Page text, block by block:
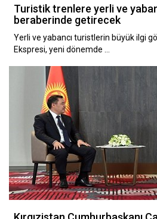
Turistik trenlere yerli ve
beraberinde getirecek
Yerli ve yabancı turistlerin büyük ilgi
Ekspresi, yeni dönemde …